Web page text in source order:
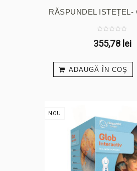
RĂSPUNDEL ISTEȚEL-
355,78 lei
ADAUGĂ ÎN COŞ
NOU